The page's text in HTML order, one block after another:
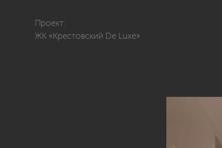
Проект:
ЖК «Крестовский De Luxe»